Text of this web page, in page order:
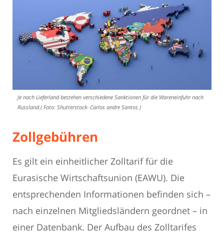
Je nach Lieferland bestehen verschiedene Sanktionen für die Wareneinfuhr nach
Russland.( Foto: Shutterstock- Carlos andre Santos )
Zollgebühren
Es gilt ein einheitlicher Zolltarif für die
Eurasische Wirtschaftsunion (EAWU). Die
entsprechenden Informationen befinden sich –
nach einzelnen Mitgliedsländern geordnet – in
einer Datenbank. Der Aufbau des Zolltarifes